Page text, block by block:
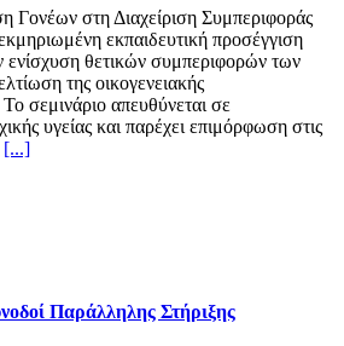
Γονέων στη Διαχείριση Συμπεριφοράς
εκπαιδευτική προσέγγιση
ενίσχυση θετικών συμπεριφορών των
της οικογενειακής
Το σεμινάριο απευθύνεται σε
υγείας και παρέχει επιμόρφωση στις
[...]
Παράλληλης Στήριξης